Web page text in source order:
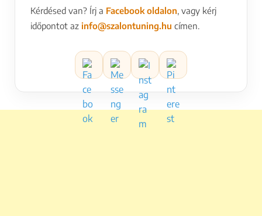
Kérdésed van? Írj a Facebook oldalon, vagy kérj
időpontot az info@szalontuning.hu címen.